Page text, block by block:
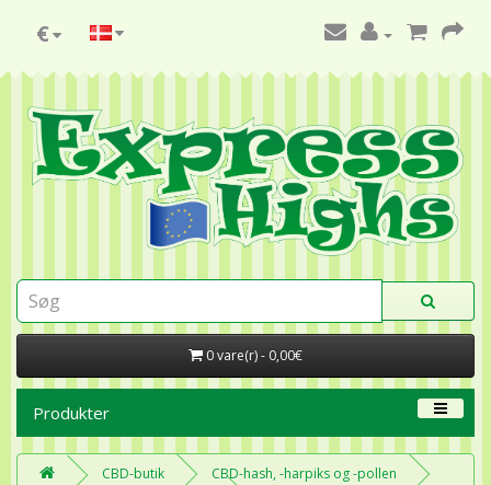
€
0 vare(r) - 0,00€
Produkter
CBD-butik
CBD-hash, -harpiks og -pollen